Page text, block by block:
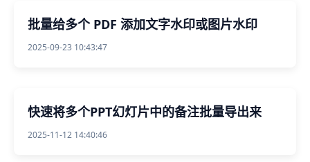
批量给多个 PDF 添加文字水印或图片水印
2025-09-23 10:43:47
快速将多个PPT幻灯片中的备注批量导出来
2025-11-12 14:40:46